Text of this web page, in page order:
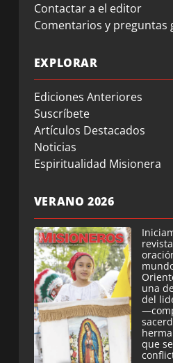
Contactar a el editor
Comentarios y preguntas
EXPLORAR
Ediciones Anteriores
Suscríbete
Artículos Destacados
Noticias
Espiritualidad Misionera
VERANO 2026
revista
una
del
que